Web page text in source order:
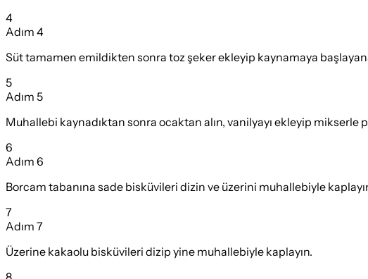
4
Adım 4
Süt tamamen emildikten sonra toz şeker ekleyip kaynamaya
5
Adım 5
Muhallebi kaynadıktan sonra ocaktan alın, vanilyayı ekleyip mikserle
6
Adım 6
Borcam tabanına sade bisküvileri dizin ve üzerini muhallebiyle
7
Adım 7
Üzerine kakaolu bisküvileri dizip yine muhallebiyle kaplayın.